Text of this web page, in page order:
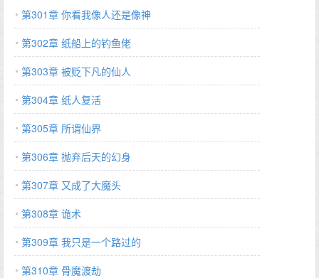
第301章 你看我像人还是像神
第302章 纸船上的钓鱼佬
第303章 被贬下凡的仙人
第304章 纸人复活
第305章 所谓仙界
第306章 抛弃后天的幻身
第307章 又成了大魔头
第308章 诡术
第309章 我只是一个路过的
第310章 骨魔渡劫